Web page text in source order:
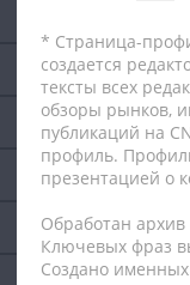
* Страница-
создается
тексты всех
обзоры рынков,
публикаций на
профиль.
презентацией о
Обработан архив
Ключевых фраз
Создано именных